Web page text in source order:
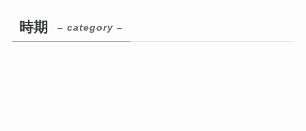
時期 – category –